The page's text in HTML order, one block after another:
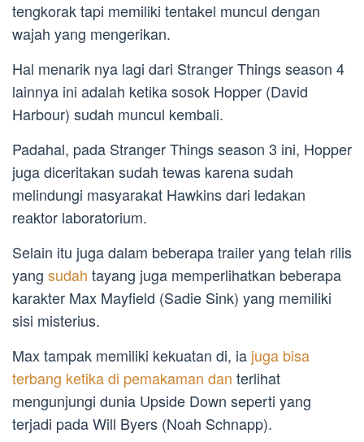
tengkorak tapi memiliki tentakel muncul dengan
wajah yang mengerikan.
Hal menarik nya lagi dari Stranger Things season 4
lainnya ini adalah ketika sosok Hopper (David
Harbour) sudah muncul kembali.
Padahal, pada Stranger Things season 3 ini, Hopper
juga diceritakan sudah tewas karena sudah
melindungi masyarakat Hawkins dari ledakan
reaktor laboratorium.
Selain itu juga dalam beberapa trailer yang telah rilis
yang sudah tayang juga memperlihatkan beberapa
karakter Max Mayfield (Sadie Sink) yang memiliki
sisi misterius.
Max tampak memiliki kekuatan di, ia juga bisa
terbang ketika di pemakaman dan terlihat
mengunjungi dunia Upside Down seperti yang
terjadi pada Will Byers (Noah Schnapp).